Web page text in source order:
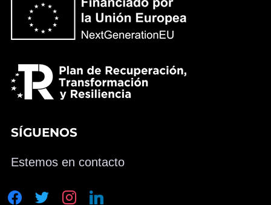
SÍGUENOS
Estemos en contacto
facebooktwitter instagramlinkedin